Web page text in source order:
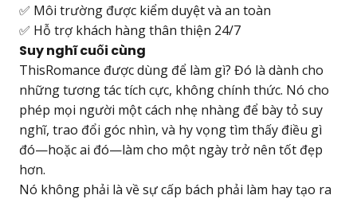
✅ Môi trường được kiểm duyệt và an toàn
✅ Hỗ trợ khách hàng thân thiện 24/7
Suy nghĩ cuối cùng
ThisRomance được dùng để làm gì? Đó là dành cho
những tương tác tích cực, không chính thức. Nó cho
phép mọi người một cách nhẹ nhàng để bày tỏ suy
nghĩ, trao đổi góc nhìn, và hy vọng tìm thấy điều gì
đó—hoặc ai đó—làm cho một ngày trở nên tốt đẹp
hơn.
Nó không phải là về sự cấp bách phải làm hay tạo ra